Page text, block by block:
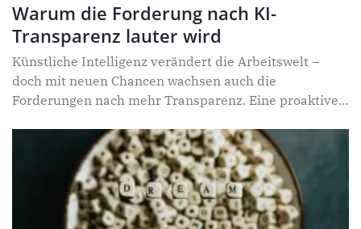
Warum die Forderung nach KI-
Transparenz lauter wird
Künstliche Intelligenz verändert die Arbeitswelt –
doch mit neuen Chancen wachsen auch die
Forderungen nach mehr Transparenz. Eine proaktive
Vertrauen von KundInnen und Mitarbeitenden,
sondern schützt Unternehmen vor regulatorischen
Überraschungen. Ist jetzt der richtige Moment zu
handeln?